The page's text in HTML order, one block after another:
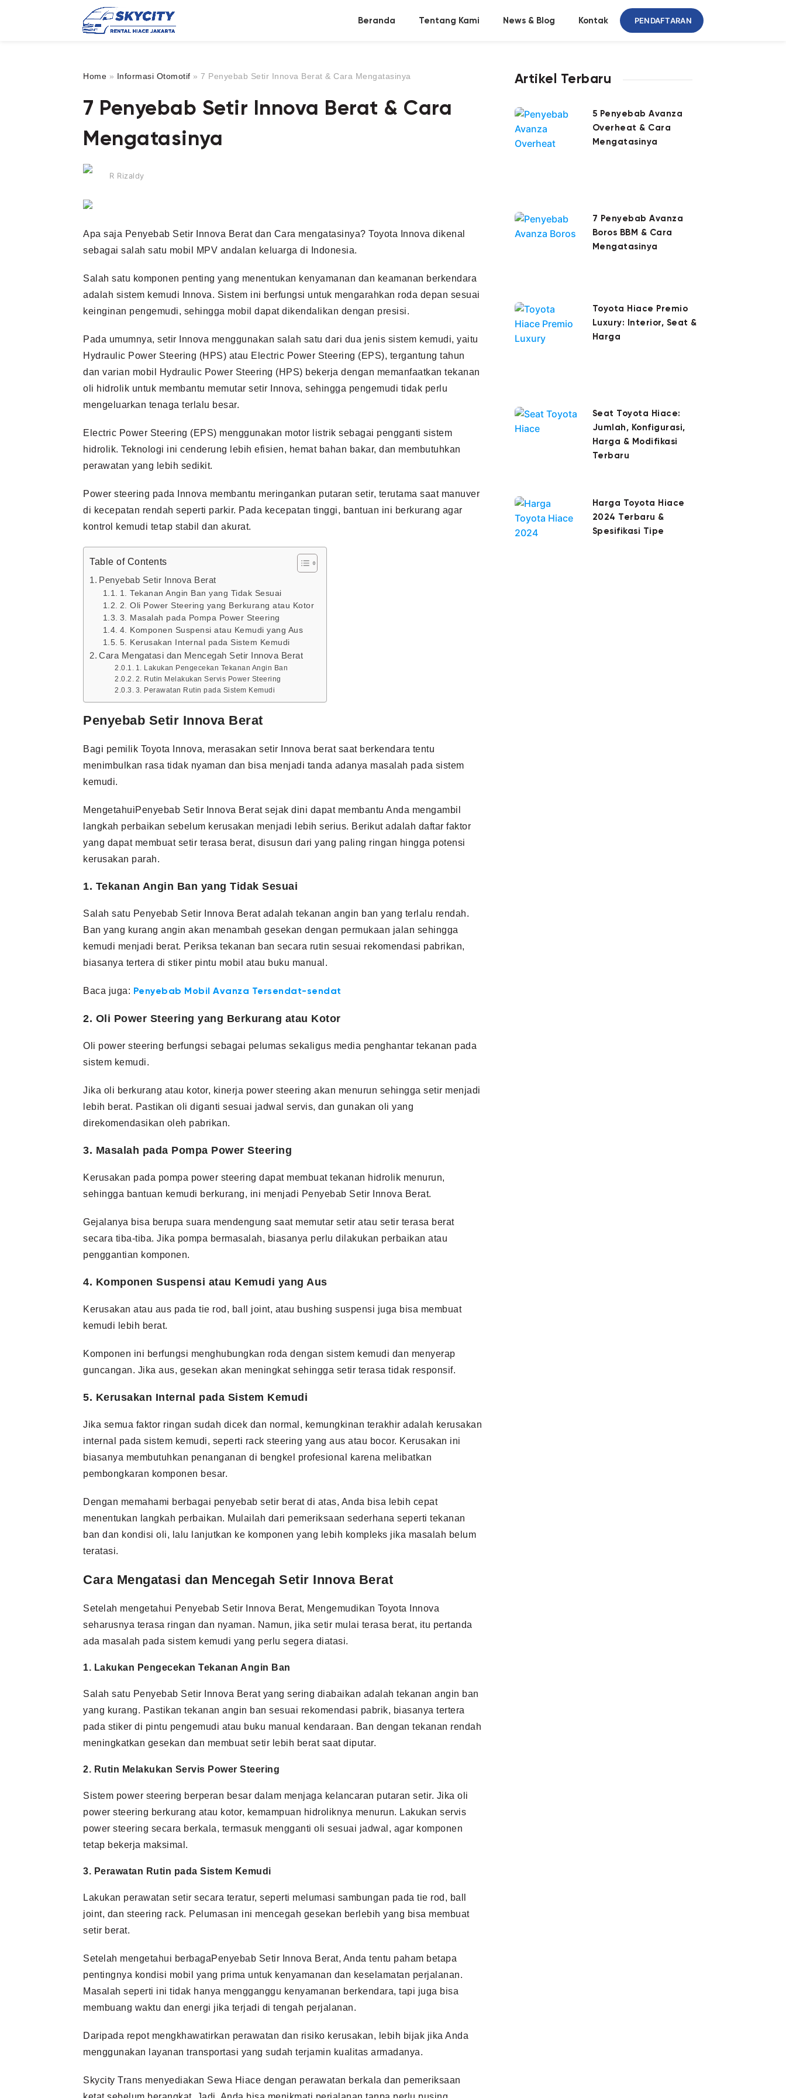
Beranda Tentang Kami News & Blog Kontak PENDAFTARAN
Home » Informasi Otomotif » 7 Penyebab Setir Innova Berat & Cara Mengatasinya
7 Penyebab Setir Innova Berat & Cara
Mengatasinya
R Rizaldy
Apa saja Penyebab Setir Innova Berat dan Cara mengatasinya? Toyota Innova dikenal
sebagai salah satu mobil MPV andalan keluarga di Indonesia.
Salah satu komponen penting yang menentukan kenyamanan dan keamanan berkendara
adalah sistem kemudi Innova. Sistem ini berfungsi untuk mengarahkan roda depan sesuai
keinginan pengemudi, sehingga mobil dapat dikendalikan dengan presisi.
Pada umumnya, setir Innova menggunakan salah satu dari dua jenis sistem kemudi, yaitu
Hydraulic Power Steering (HPS) atau Electric Power Steering (EPS), tergantung tahun
dan varian mobil Hydraulic Power Steering (HPS) bekerja dengan memanfaatkan tekanan
oli hidrolik untuk membantu memutar setir Innova, sehingga pengemudi tidak perlu
mengeluarkan tenaga terlalu besar.
Electric Power Steering (EPS) menggunakan motor listrik sebagai pengganti sistem
hidrolik. Teknologi ini cenderung lebih efisien, hemat bahan bakar, dan membutuhkan
perawatan yang lebih sedikit.
Power steering pada Innova membantu meringankan putaran setir, terutama saat manuver
di kecepatan rendah seperti parkir. Pada kecepatan tinggi, bantuan ini berkurang agar
kontrol kemudi tetap stabil dan akurat.
Table of Contents
Penyebab Setir Innova Berat
1. Tekanan Angin Ban yang Tidak Sesuai
2. Oli Power Steering yang Berkurang atau Kotor
3. Masalah pada Pompa Power Steering
4. Komponen Suspensi atau Kemudi yang Aus
5. Kerusakan Internal pada Sistem Kemudi
Cara Mengatasi dan Mencegah Setir Innova Berat
1. Lakukan Pengecekan Tekanan Angin Ban
2. Rutin Melakukan Servis Power Steering
3. Perawatan Rutin pada Sistem Kemudi
Penyebab Setir Innova Berat
Bagi pemilik Toyota Innova, merasakan setir Innova berat saat berkendara tentu
menimbulkan rasa tidak nyaman dan bisa menjadi tanda adanya masalah pada sistem
kemudi.
MengetahuiPenyebab Setir Innova Berat sejak dini dapat membantu Anda mengambil
langkah perbaikan sebelum kerusakan menjadi lebih serius. Berikut adalah daftar faktor
yang dapat membuat setir terasa berat, disusun dari yang paling ringan hingga potensi
kerusakan parah.
1. Tekanan Angin Ban yang Tidak Sesuai
Salah satu Penyebab Setir Innova Berat adalah tekanan angin ban yang terlalu rendah.
Ban yang kurang angin akan menambah gesekan dengan permukaan jalan sehingga
kemudi menjadi berat. Periksa tekanan ban secara rutin sesuai rekomendasi pabrikan,
biasanya tertera di stiker pintu mobil atau buku manual.
Baca juga: Penyebab Mobil Avanza Tersendat-sendat
2. Oli Power Steering yang Berkurang atau Kotor
Oli power steering berfungsi sebagai pelumas sekaligus media penghantar tekanan pada
sistem kemudi.
Jika oli berkurang atau kotor, kinerja power steering akan menurun sehingga setir menjadi
lebih berat. Pastikan oli diganti sesuai jadwal servis, dan gunakan oli yang
direkomendasikan oleh pabrikan.
3. Masalah pada Pompa Power Steering
Kerusakan pada pompa power steering dapat membuat tekanan hidrolik menurun,
sehingga bantuan kemudi berkurang, ini menjadi Penyebab Setir Innova Berat.
Gejalanya bisa berupa suara mendengung saat memutar setir atau setir terasa berat
secara tiba-tiba. Jika pompa bermasalah, biasanya perlu dilakukan perbaikan atau
penggantian komponen.
4. Komponen Suspensi atau Kemudi yang Aus
Kerusakan atau aus pada tie rod, ball joint, atau bushing suspensi juga bisa membuat
kemudi lebih berat.
Komponen ini berfungsi menghubungkan roda dengan sistem kemudi dan menyerap
guncangan. Jika aus, gesekan akan meningkat sehingga setir terasa tidak responsif.
5. Kerusakan Internal pada Sistem Kemudi
Jika semua faktor ringan sudah dicek dan normal, kemungkinan terakhir adalah kerusakan
internal pada sistem kemudi, seperti rack steering yang aus atau bocor. Kerusakan ini
biasanya membutuhkan penanganan di bengkel profesional karena melibatkan
pembongkaran komponen besar.
Dengan memahami berbagai penyebab setir berat di atas, Anda bisa lebih cepat
menentukan langkah perbaikan. Mulailah dari pemeriksaan sederhana seperti tekanan
ban dan kondisi oli, lalu lanjutkan ke komponen yang lebih kompleks jika masalah belum
teratasi.
Cara Mengatasi dan Mencegah Setir Innova Berat
Setelah mengetahui Penyebab Setir Innova Berat, Mengemudikan Toyota Innova
seharusnya terasa ringan dan nyaman. Namun, jika setir mulai terasa berat, itu pertanda
ada masalah pada sistem kemudi yang perlu segera diatasi.
1. Lakukan Pengecekan Tekanan Angin Ban
Salah satu Penyebab Setir Innova Berat yang sering diabaikan adalah tekanan angin ban
yang kurang. Pastikan tekanan angin ban sesuai rekomendasi pabrik, biasanya tertera
pada stiker di pintu pengemudi atau buku manual kendaraan. Ban dengan tekanan rendah
meningkatkan gesekan dan membuat setir lebih berat saat diputar.
2. Rutin Melakukan Servis Power Steering
Sistem power steering berperan besar dalam menjaga kelancaran putaran setir. Jika oli
power steering berkurang atau kotor, kemampuan hidroliknya menurun. Lakukan servis
power steering secara berkala, termasuk mengganti oli sesuai jadwal, agar komponen
tetap bekerja maksimal.
3. Perawatan Rutin pada Sistem Kemudi
Lakukan perawatan setir secara teratur, seperti melumasi sambungan pada tie rod, ball
joint, dan steering rack. Pelumasan ini mencegah gesekan berlebih yang bisa membuat
setir berat.
Setelah mengetahui berbagaPenyebab Setir Innova Berat, Anda tentu paham betapa
pentingnya kondisi mobil yang prima untuk kenyamanan dan keselamatan perjalanan.
Masalah seperti ini tidak hanya mengganggu kenyamanan berkendara, tapi juga bisa
membuang waktu dan energi jika terjadi di tengah perjalanan.
Daripada repot mengkhawatirkan perawatan dan risiko kerusakan, lebih bijak jika Anda
menggunakan layanan transportasi yang sudah terjamin kualitas armadanya.
Skycity Trans menyediakan Sewa Hiace dengan perawatan berkala dan pemeriksaan
Artikel Terbaru
5 Penyebab Avanza
Overheat & Cara
Mengatasinya
7 Penyebab Avanza
Boros BBM & Cara
Mengatasinya
Toyota Hiace Premio
Luxury: Interior, Seat &
Harga
Seat Toyota Hiace:
Jumlah, Konfigurasi,
Harga & Modifikasi
Terbaru
Harga Toyota Hiace
2024 Terbaru &
Spesifikasi Tipe